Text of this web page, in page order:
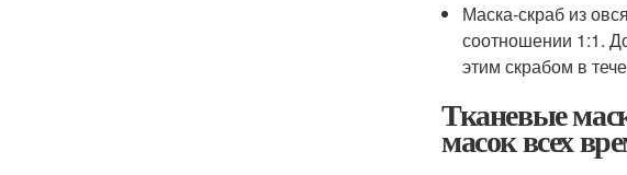
Маска-скраб из
соотношении 1:1.
этим скрабом в
Тканевые
масок всех